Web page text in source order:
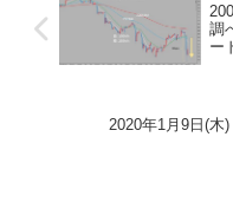
調
ー
2020年1月9日(木